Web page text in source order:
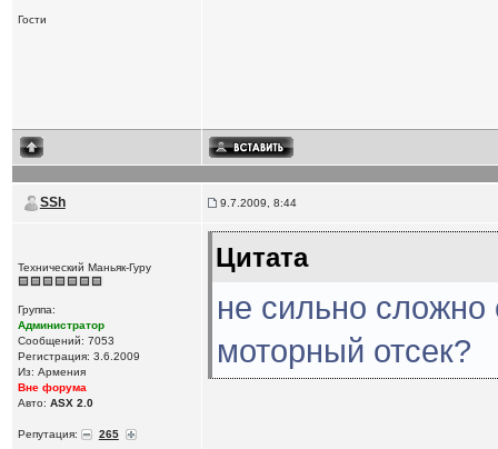
Гости
SSh 9.7.2009, 8:44
Технический Маньяк-Гуру
Группа:
Администратор
Сообщений: 7053
Регистрация: 3.6.2009
Из: Армения
Вне форума
Авто: ASX 2.0
Репутация: 265
Цитата
не сильно сложно
моторный отсек?